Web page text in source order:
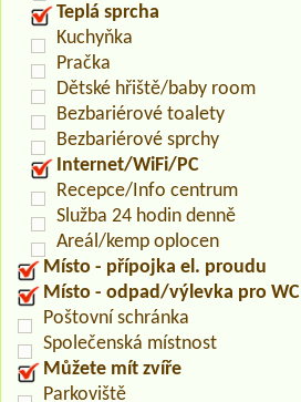
Teplá sprcha
Kuchyňka
Pračka
Dětské hřiště/baby room
Bezbariérové toalety
Bezbariérové sprchy
Internet/WiFi/PC
Recepce/Info centrum
Služba 24 hodin denně
Areál/kemp oplocen
Místo - přípojka el. proudu
Místo - odpad/výlevka pro WC
Poštovní schránka
Společenská místnost
Můžete mít zvíře
Parkoviště